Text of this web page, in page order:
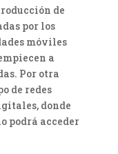
de
por los
móviles
a
Por otra
de redes
donde
podrá acceder